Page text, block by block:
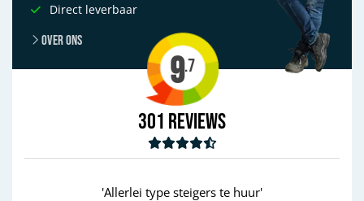
Direct leverbaar
Over ons
9.7
301 Reviews
type steigers te huur'